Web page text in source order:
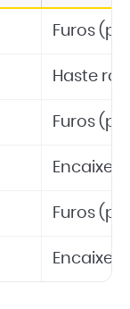
Furos
Haste
Furos
Encaixe
Furos
Encaixe